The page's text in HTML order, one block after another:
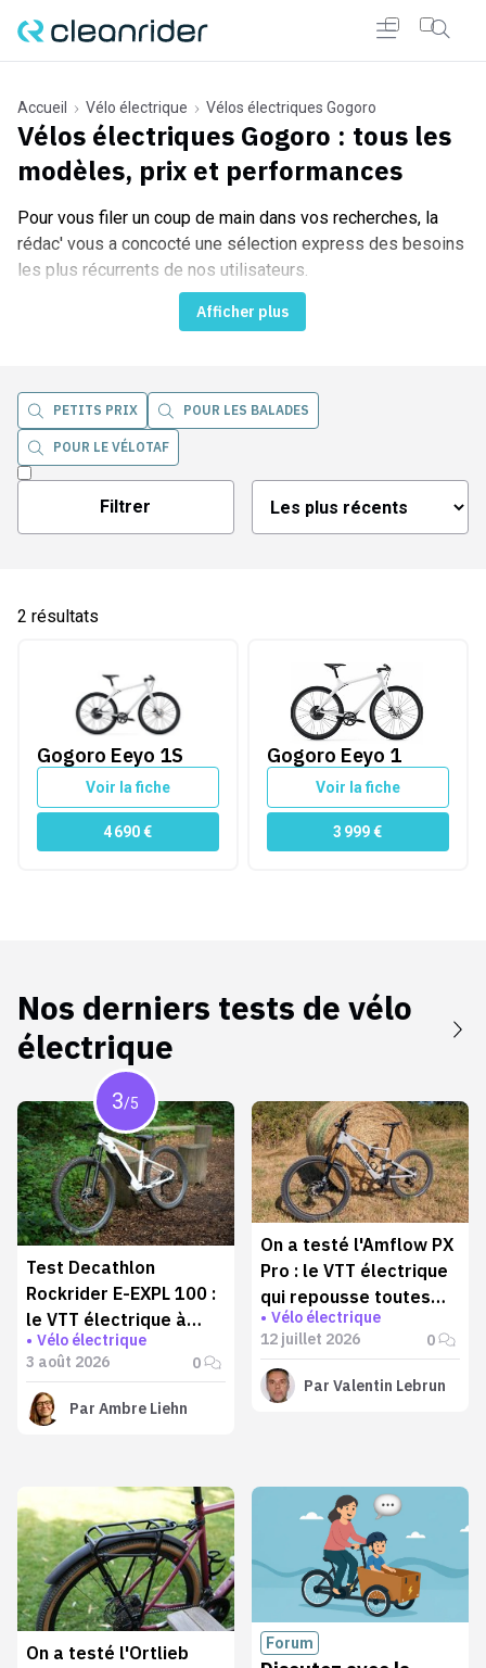
Accueil Vélo électrique Vélos électriques Gogoro
Vélos électriques Gogoro : tous les
modèles, prix et performances
Pour vous filer un coup de main dans vos recherches, la
rédac' vous a concocté une sélection express des besoins
les plus récurrents de nos utilisateurs.
Afficher plus
PETITS PRIX POUR LES BALADES
POUR LE VÉLOTAF
Filtrer
2 résultats
Cleanrider
Gogoro Eeyo 1S
Gogoro Eeyo 1S
Voir la fiche
4 690€
Gogoro Eeyo 1
Gogoro Eeyo 1
Voir la fiche
3 999€
Nos derniers tests de vélo
électrique
3/5
Test Decathlon
Rockrider E-EXPL 100 :
le VTT électrique à
moins de 1000 € qui va
plus loin qu'annoncé
Vélo électrique
3 août 2026
0
Par Ambre Liehn
On a testé l'Amflow PX
Pro : le VTT électrique
qui repousse toutes
les limites
Vélo électrique
12 juillet 2026
0
Par Valentin Lebrun
On a testé l'Ortlieb
Forum